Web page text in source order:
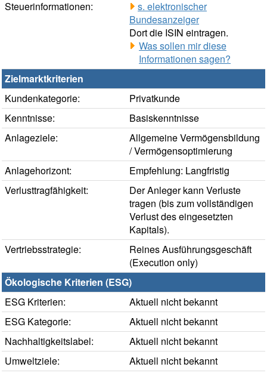
Steuerinformationen:
s. elektronischer
Bundesanzeiger
Dort die ISIN eintragen.
Was sollen mir diese
Informationen sagen?
Zielmarktkriterien
Kundenkategorie:
Privatkunde
Kenntnisse:
Basiskenntnisse
Anlageziele:
Allgemeine Vermögensbildung
/ Vermögensoptimierung
Anlagehorizont:
Empfehlung: Langfristig
Verlusttragfähigkeit:
Der Anleger kann Verluste
tragen (bis zum vollständigen
Verlust des eingesetzten
Kapitals).
Vertriebsstrategie:
Reines Ausführungsgeschäft
(Execution only)
Ökologische Kriterien (ESG)
ESG Kriterien:
Aktuell nicht bekannt
ESG Kategorie:
Aktuell nicht bekannt
Nachhaltigkeitslabel:
Aktuell nicht bekannt
Umweltziele:
Aktuell nicht bekannt